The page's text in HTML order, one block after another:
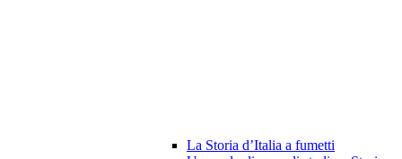
La Storia d’Italia a fumetti